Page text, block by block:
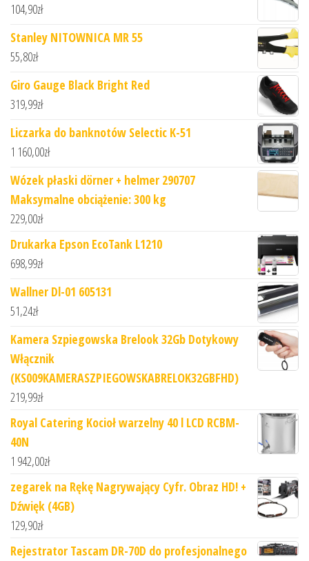
104,90zł
Stanley NITOWNICA MR 55
55,80zł
Giro Gauge Black Bright Red
319,99zł
Liczarka do banknotów Selectic K-51
1 160,00zł
Wózek płaski dörner + helmer 290707
Maksymalne obciążenie: 300 kg
229,00zł
Drukarka Epson EcoTank L1210
698,99zł
Wallner Dl-01 605131
51,24zł
Kamera Szpiegowska Brelook 32Gb Dotykowy
Włącznik
(KS009KAMERASZPIEGOWSKABRELOK32GBFHD)
219,99zł
Royal Catering Kocioł warzelny 40 l LCD RCBM-
40N
1 942,00zł
zegarek na Rękę Nagrywający Cyfr. Obraz HD! +
Dźwięk (4GB)
129,90zł
​Rejestrator Tascam DR-70D do profesjonalnego